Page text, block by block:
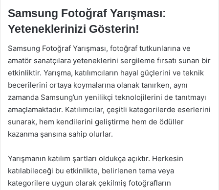
Samsung Fotoğraf Yarışması:
Yeteneklerinizi Gösterin!
Samsung Fotoğraf Yarışması, fotoğraf tutkunlarına ve
amatör sanatçılara yeteneklerini sergileme fırsatı sunan bir
etkinliktir. Yarışma, katılımcıların hayal güçlerini ve teknik
becerilerini ortaya koymalarına olanak tanırken, aynı
zamanda Samsung’un yenilikçi teknolojilerini de tanıtmayı
amaçlamaktadır. Katılımcılar, çeşitli kategorilerde eserlerini
sunarak, hem kendilerini geliştirme hem de ödüller
kazanma şansına sahip olurlar.
Yarışmanın katılım şartları oldukça açıktır. Herkesin
katılabileceği bu etkinlikte, belirlenen tema veya
kategorilere uygun olarak çekilmiş fotoğrafların